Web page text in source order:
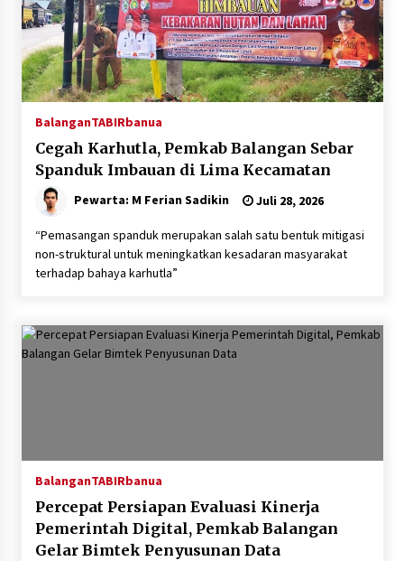
BalanganTABIRbanua
Cegah Karhutla, Pemkab Balangan Sebar
Spanduk Imbauan di Lima Kecamatan
Pewarta: M Ferian Sadikin Juli 28, 2026
“Pemasangan spanduk merupakan salah satu bentuk mitigasi
non-struktural untuk meningkatkan kesadaran masyarakat
terhadap bahaya karhutla”
BalanganTABIRbanua
Percepat Persiapan Evaluasi Kinerja
Pemerintah Digital, Pemkab Balangan
Gelar Bimtek Penyusunan Data